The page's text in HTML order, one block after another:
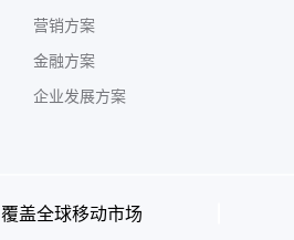
营销方案
金融方案
企业发展方案
覆盖全球移动市场